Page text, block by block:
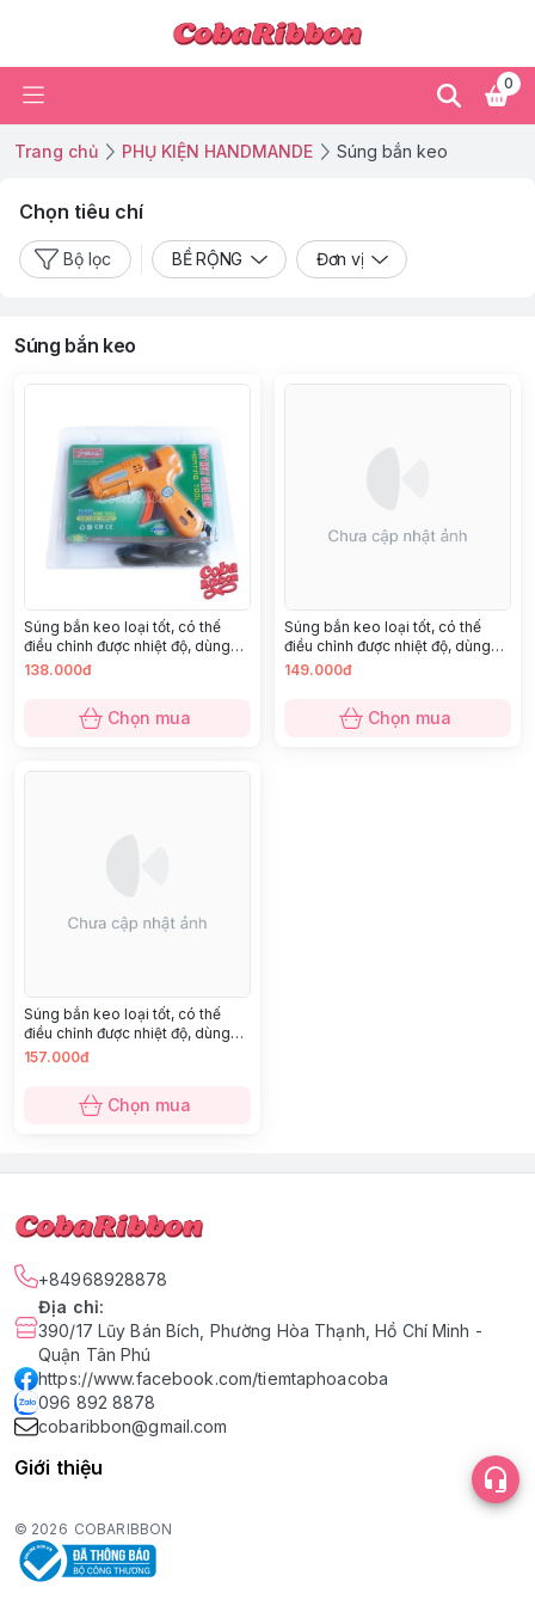
0
Trang chủ PHỤ KIỆN HANDMANDE Súng bắn keo
Chọn tiêu chí
Bộ lọc BỀ RỘNG Đơn vị
Súng bắn keo
Súng bắn keo loại tốt, có thế
điều chỉnh được nhiệt độ, dùng
keo 0.7cm
138.000đ
Chọn mua
Súng bắn keo loại tốt, có thế
điều chỉnh được nhiệt độ, dùng
keo 0.7cm
149.000đ
Chọn mua
Súng bắn keo loại tốt, có thế
điều chỉnh được nhiệt độ, dùng
keo 0.7cm
157.000đ
Chọn mua
+84968928878
Địa chỉ:
390/17 Lũy Bán Bích, Phường Hòa Thạnh, Hồ Chí Minh -
Quận Tân Phú
https://www.facebook.com/tiemtaphoacoba
096 892 8878
cobaribbon@gmail.com
Giới thiệu
© 2026 COBARIBBON